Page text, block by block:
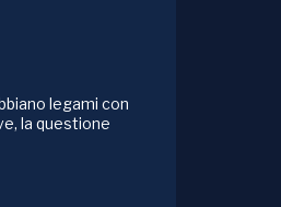
legami con
la questione